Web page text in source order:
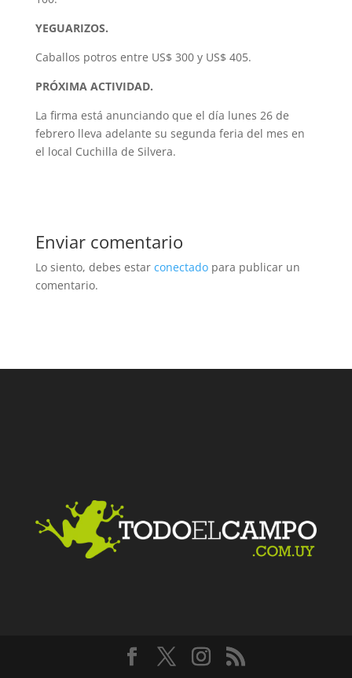
YEGUARIZOS.
Caballos potros entre US$ 300 y US$ 405.
PRÓXIMA ACTIVIDAD.
La firma está anunciando que el día lunes 26 de
febrero lleva adelante su segunda feria del mes en
el local Cuchilla de Silvera.
Enviar comentario
Lo siento, debes estar conectadopara publicar un
comentario.
Facebook